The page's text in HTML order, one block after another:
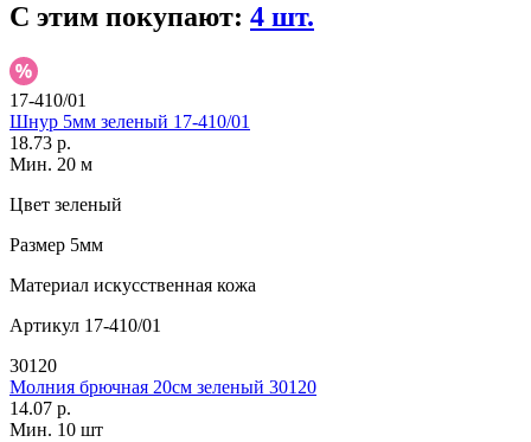
С этим покупают: 4 шт.
17-410/01
Шнур 5мм зеленый 17-410/01
18.73 р.
Мин. 20 м
Цвет зеленый
Размер 5мм
Материал искусственная кожа
Артикул 17-410/01
30120
Молния брючная 20см зеленый 30120
14.07 р.
Мин. 10 шт